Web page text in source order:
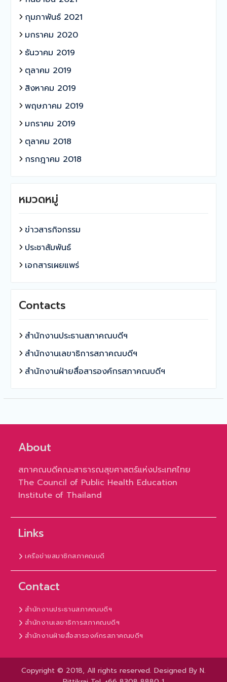
กุมภาพันธ์ 2021
มกราคม 2020
ธันวาคม 2019
ตุลาคม 2019
สิงหาคม 2019
พฤษภาคม 2019
มกราคม 2019
ตุลาคม 2018
กรกฎาคม 2018
หมวดหมู่
ข่าวสารกิจกรรม
ประชาสัมพันธ์
เอกสารเผยแพร่
Contacts
สำนักงานประธานสภาคณบดีฯ
สำนักงานเลขาธิการสภาคณบดีฯ
สำนักงานฝ่ายสื่อสารองค์กรสภาคณบดีฯ
About
สภาคณบดีคณะสาธารณสุขศาสตร์แห่งประเทศไทย
The Council of Public Health Education
Institute of Thailand
Links
เครือข่ายสมาชิกสภาคณบดี
Contact
สำนักงานประธานสภาคณบดีฯ
สำนักงานเลขาธิการสภาคณบดีฯ
สำนักงานฝ่ายสื่อสารองค์กรสภาคณบดีฯ
Copyright © 2018, All rights reserved. Designed By N.